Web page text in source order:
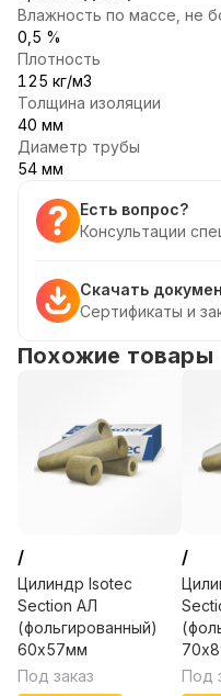
Влажность по массе, не
0,5 %
Плотность
125 кг/м3
Толщина изоляции
40 мм
Диаметр трубы
54 мм
Есть вопрос?
Консультации
Скачать
Сертификаты и
Похожие товары
/
Цилиндр Isotec
Section АЛ
(фольгированный)
60х57мм
Под заказ
/
Под